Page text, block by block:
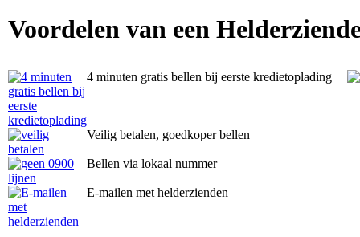
Voordelen van een
4 minuten gratis bellen bij eerste kredietoplading
Veilig betalen, goedkoper bellen
Bellen via lokaal nummer
E-mailen met helderzienden